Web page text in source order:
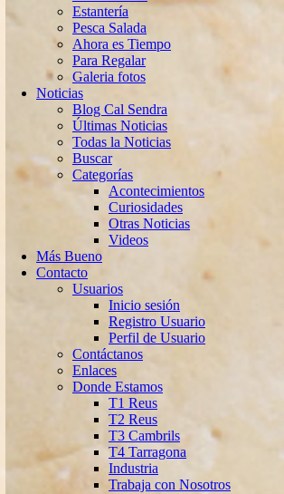
Estantería
Pesca Salada
Ahora es Tiempo
Para Regalar
Galeria fotos
Noticias
Blog Cal Sendra
Últimas Noticias
Todas la Noticias
Buscar
Categorías
Acontecimientos
Curiosidades
Otras Noticias
Videos
Más Bueno
Contacto
Usuarios
Inicio sesión
Registro Usuario
Perfil de Usuario
Contáctanos
Enlaces
Donde Estamos
T1 Reus
T2 Reus
T3 Cambrils
T4 Tarragona
Industria
Trabaja con Nosotros